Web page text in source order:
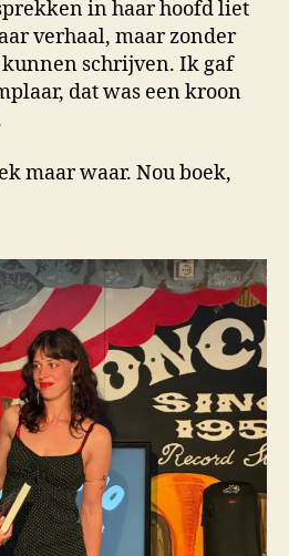
in haar hoofd liet
verhaal, maar zonder
schrijven. Ik gaf
dat was een kroon
maar waar. Nou boek,